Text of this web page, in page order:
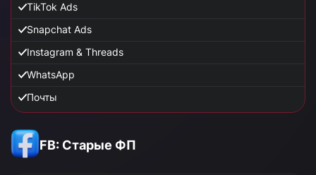
TikTok Ads
Snapchat Ads
Instagram & Threads
WhatsApp
Почты
FB: Старые ФП